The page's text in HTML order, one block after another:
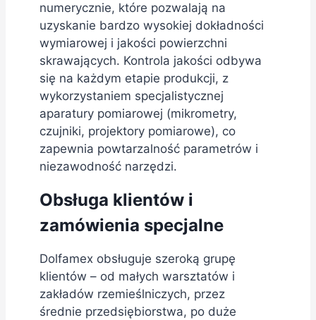
numerycznie, które pozwalają na
uzyskanie bardzo wysokiej dokładności
wymiarowej i jakości powierzchni
skrawających. Kontrola jakości odbywa
się na każdym etapie produkcji, z
wykorzystaniem specjalistycznej
aparatury pomiarowej (mikrometry,
czujniki, projektory pomiarowe), co
zapewnia powtarzalność parametrów i
niezawodność narzędzi.
Obsługa klientów i
zamówienia specjalne
Dolfamex obsługuje szeroką grupę
klientów – od małych warsztatów i
zakładów rzemieślniczych, przez
średnie przedsiębiorstwa, po duże